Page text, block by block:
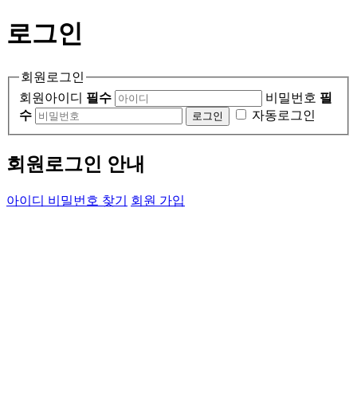
로그인
회원로그인
회원아이디 필수 비밀번호 필
수
자동로그인
회원로그인 안내
아이디 비밀번호 찾기 회원 가입